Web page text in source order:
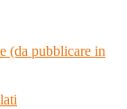
(da pubblicare in